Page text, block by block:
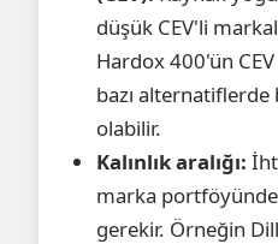
düşük CEV'li
Hardox 400'ün
bazı
olabilir.
Kalınlık aralığı:
marka
gerekir. Örneğin